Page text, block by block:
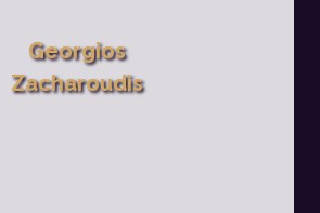
Georgios
Zacharoudis